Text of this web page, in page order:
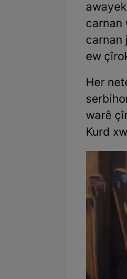
carnan
carnan
ew
Her
warê
Kurd